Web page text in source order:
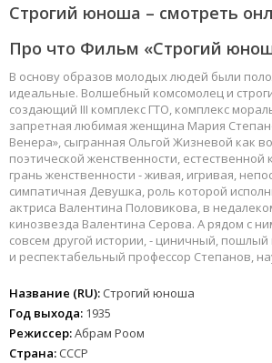
Строгий юноша – смотреть
Про что Фильм «Строгий
В основу образов молодых людей были
идеальные. Волшебный комсомолец и
создающий III комплекс ГТО, комплекс
запретная любимая женщина Мария
Венера», сыгранная Ольгой Жизневой как
поэтической женственности, естественной
грань женственности - живая, игривая,
симпатичная Девушка, роль которой
актриса Валентина Половикова, в
кинозвезда Валентина Серова. А рядом с
совсем другой истории, - циничный,
и респектабельный профессор Степанов,
Название (RU): Строгий юноша
Год выхода: 1935
Режиссер:Абрам Роом
Страна: СССР